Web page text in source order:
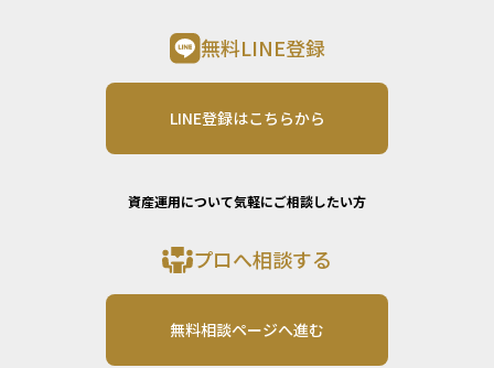
無料LINE登録
LINE登録はこちらから
資産運用について気軽にご相談したい方
プロへ相談する
無料相談ページへ進む